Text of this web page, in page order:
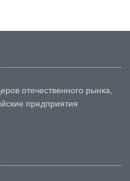
отечественного рынка,
предприятия